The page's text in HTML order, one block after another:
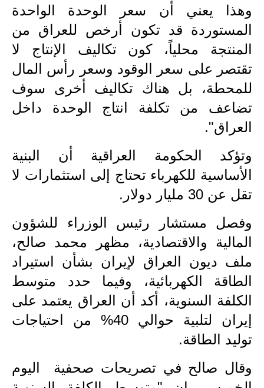
المرحلة الابتدائية
المرحلة المتوسطة
المرحلة الاعدادية
كتب مدرسية
المرحلة المتوسطة
المرحلة الاعدادية
المرحلة الابتدائية
المرحلة المتوسطة
المرحلة الاعدادية
دروس
المرحلة المتوسطة
وهذا يعني أن سعر الوحدة الواحدة
المستوردة قد تكون أرخص للعراق من
المنتجة محلياً، كون تكاليف الإنتاج لا
تقتصر على سعر الوقود وسعر رأس المال
للمحطة، بل هناك تكاليف أخرى سوف
تضاعف من تكلفة انتاج الوحدة داخل
العراق".
وتؤكد الحكومة العراقية أن البنية
الأساسية للكهرباء تحتاج إلى استثمارات لا
تقل عن 30 مليار دولار.
وفصل مستشار رئيس الوزراء للشؤون
المالية والاقتصادية، مظهر محمد صالح،
ملف ديون العراق لإيران بشأن استيراد
الطاقة الكهربائية، وفيما حدد متوسط
الكلفة السنوية، أكد أن العراق يعتمد على
إيران لتلبية حوالي 40% من احتياجات
توليد الطاقة.
وقال صالح في تصريحات صحفية اليوم